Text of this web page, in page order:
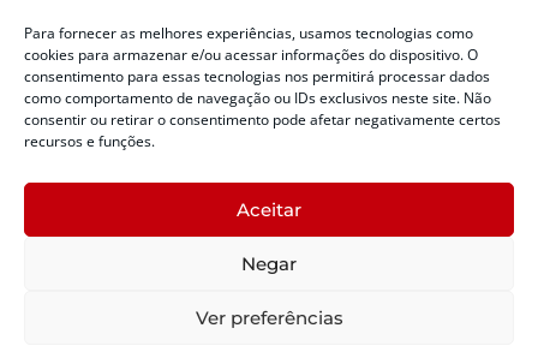
Para fornecer as melhores experiências, usamos tecnologias como
cookies para armazenar e/ou acessar informações do dispositivo. O
consentimento para essas tecnologias nos permitirá processar dados
como comportamento de navegação ou IDs exclusivos neste site. Não
consentir ou retirar o consentimento pode afetar negativamente certos
recursos e funções.
Aceitar
Negar
Ver preferências
Alertas Defesa Civil:
SMS 40199
ENDEREÇO
Defesa Civil do Estado de Santa Catarina
Bairro:
Capoeiras, Florianópolis, SC
Política de Privacidade